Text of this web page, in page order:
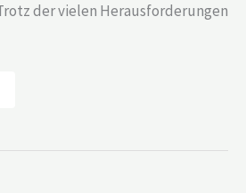
der vielen Herausforderungen